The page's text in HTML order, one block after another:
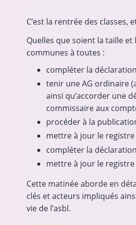
C’est la rentrée des classes,
Quelles que soient la taille
communes à toutes :
compléter la
tenir une AG ordinaire
ainsi qu’accorder une
commissaire aux
procéder à la
mettre à jour le
compléter la
mettre à jour le registre
Cette matinée aborde en
clés et acteurs impliqués
vie de l’asbl.